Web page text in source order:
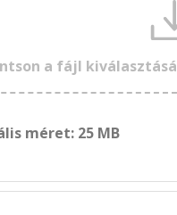
a fájl
méret: 25 MB